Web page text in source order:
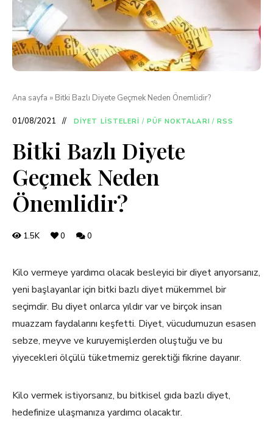
Ana sayfa » Bitki Bazlı Diyete Geçmek Neden Önemlidir?
01/08/2021 DIYET LISTELERI / PÜF NOKTALARI / RSS
Bitki Bazlı Diyete
Geçmek Neden
Önemlidir?
1.5K 0 0
Kilo vermeye yardımcı olacak besleyici bir diyet arıyorsanız,
yeni başlayanlar için bitki bazlı diyet mükemmel bir
seçimdir. Bu diyet onlarca yıldır var ve birçok insan
muazzam faydalarını keşfetti. Diyet, vücudumuzun esasen
sebze, meyve ve kuruyemişlerden oluştuğu ve bu
yiyecekleri ölçülü tüketmemiz gerektiği fikrine dayanır.
Kilo vermek istiyorsanız, bu bitkisel gıda bazlı diyet,
hedefinize ulaşmanıza yardımcı olacaktır.